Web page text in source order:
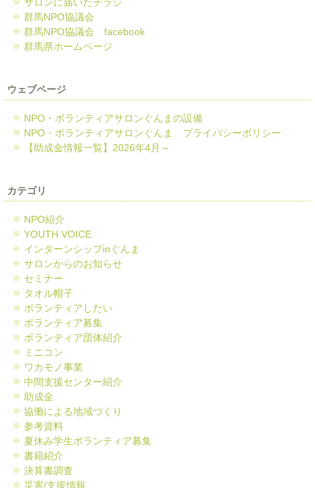
群馬NPO協議会
群馬NPO協議会 facebook
群馬県ホームページ
ウェブページ
NPO・ボランティアサロンぐんまの設備
NPO・ボランティアサロンぐんま プライバシーポリシー
【助成金情報一覧】2026年4月～
カテゴリ
NPO紹介
YOUTH VOICE
インターンシップinぐんま
サロンからのお知らせ
セミナー
タオル帽子
ボランティアしたい
ボランティア募集
ボランティア団体紹介
ミニコン
ワカモノ事業
中間支援センター紹介
助成金
協働による地域づくり
参考資料
夏休み学生ボランティア募集
書籍紹介
決算書調査
災害/支援情報